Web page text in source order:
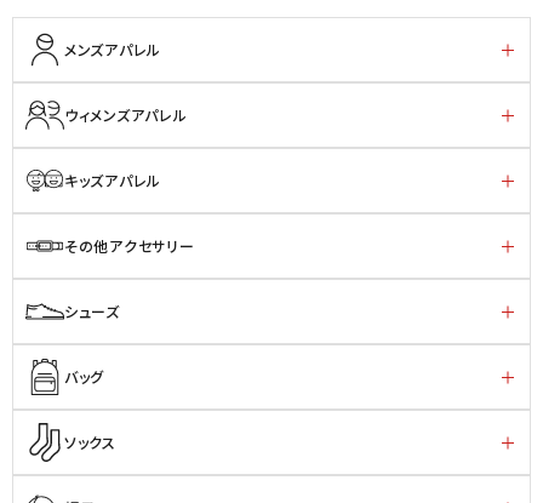
メンズアパレル
ウィメンズアパレル
キッズアパレル
その他アクセサリー
シューズ
バッグ
ソックス